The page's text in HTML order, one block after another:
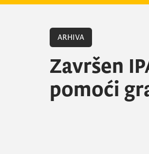
ARHIVA
Završen
pomoći